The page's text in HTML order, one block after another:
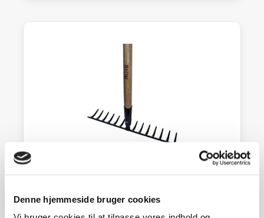
Denne hjemmeside bruger cookies
Haverive 14 tænder